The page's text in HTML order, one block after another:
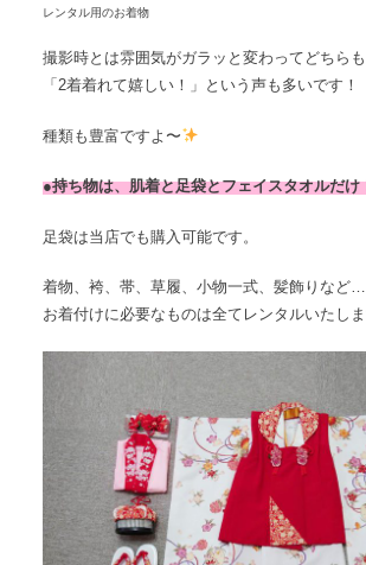
レンタル用のお着物
撮影時とは雰囲気がガラッと変わってどちら
「2着着れて嬉しい！」という声も多いです！
種類も豊富ですよ〜
●持ち物は、肌着と足袋とフェイスタオルだけ
足袋は当店でも購入可能です。
着物、袴、帯、草履、小物一式、髪飾りなど…
お着付けに必要なものは全てレンタルいたし